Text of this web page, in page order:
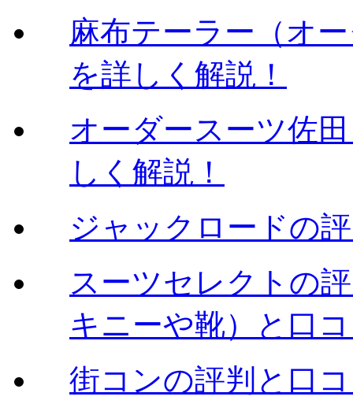
麻布テーラー（オ
を詳しく解説！
オーダースーツ佐
しく解説！
ジャックロードの
スーツセレクトの
キニーや靴）と口
街コンの評判と口